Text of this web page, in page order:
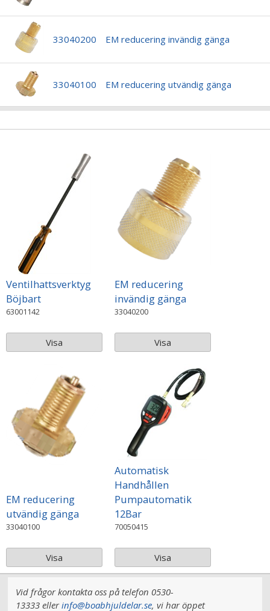
33040200 EM reducering invändig gänga
33040100 EM reducering utvändig gänga
Ventilhattsverktyg
Böjbart
63001142
Visa
EM reducering
invändig gänga
33040200
Visa
EM reducering
utvändig gänga
33040100
Visa
Automatisk
Handhållen
Pumpautomatik
12Bar
70050415
Visa
Vid frågor kontakta oss på telefon 0530-
13333 ellerinfo@boabhjuldelar.se, vi haröppet